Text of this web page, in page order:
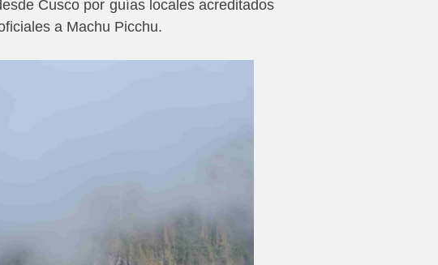
Cusco por guías locales acreditados
a Machu Picchu.